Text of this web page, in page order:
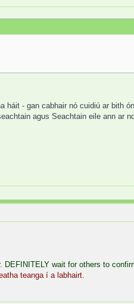
háit - gan cabhair nó cuidiú ar bith
agus Seachtain eile ann ar
DEFINITELY wait for others to
teanga í a labhairt.